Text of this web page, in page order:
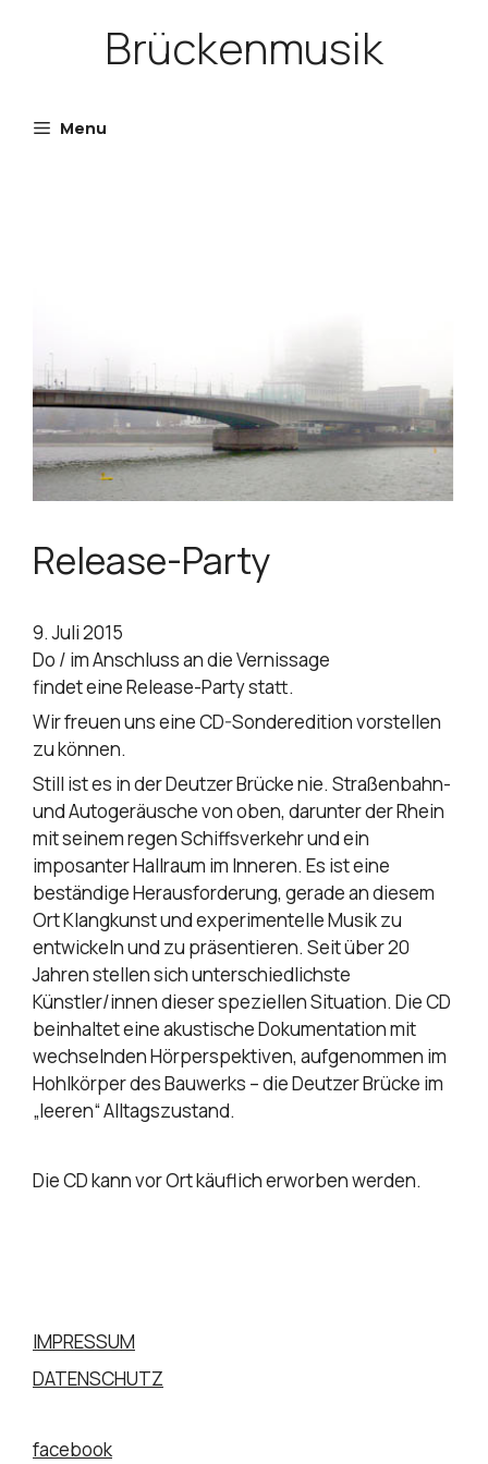
Brückenmusik
Menu
Release-Party
9. Juli 2015
Do / im Anschluss an die Vernissage
findet eine Release-Party statt.
Wir freuen uns eine CD-Sonderedition vorstellen
zu können.
Still ist es in der Deutzer Brücke nie. Straßenbahn-
und Autogeräusche von oben, darunter der Rhein
mit seinem regen Schiffsverkehr und ein
imposanter Hallraum im Inneren. Es ist eine
beständige Herausforderung, gerade an diesem
Ort Klangkunst und experimentelle Musik zu
entwickeln und zu präsentieren. Seit über 20
Jahren stellen sich unterschiedlichste
Künstler/innen dieser speziellen Situation. Die CD
beinhaltet eine akustische Dokumentation mit
wechselnden Hörperspektiven, aufgenommen im
Hohlkörper des Bauwerks – die Deutzer Brücke im
„leeren“ Alltagszustand.
Die CD kann vor Ort käuflich erworben werden.
IMPRESSUM
DATENSCHUTZ
facebook